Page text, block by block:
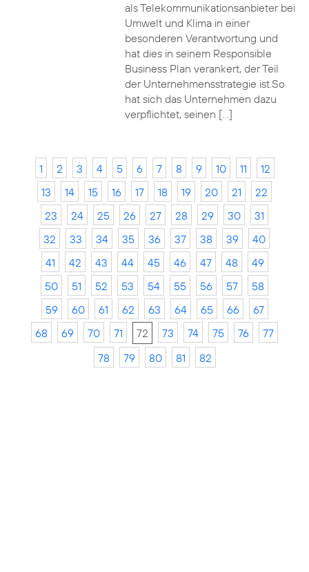
als Telekommunikationsanbieter bei
Umwelt und Klima in einer
besonderen Verantwortung und
hat dies in seinem Responsible
Business Plan verankert, der Teil
der Unternehmensstrategie ist.So
hat sich das Unternehmen dazu
verpflichtet, seinen […]
1 2 3 4 5 6 7 8 9 10 11
12
13
14 15 16 17 18 19 20 21
22
23
24 25 26 27 28 29 30
31
32
33 34 35 36 37 38 39
40
41
42 43 44 45 46 47 48
49
50
51 52 53 54 55 56 57
58
59
60 61 62 63 64 65 66
67
68
69 70 71 72 73 74 75 76
77
78
79 80 81 82